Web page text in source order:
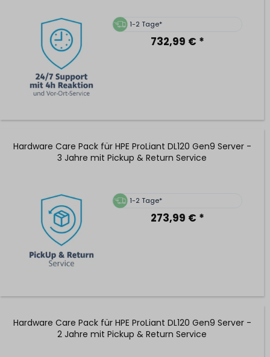
1-2 Tage*
732,99 € *
Hardware Care Pack für HPE ProLiant DL120 Gen9 Server -
3 Jahre mit Pickup & Return Service
1-2 Tage*
273,99 € *
Hardware Care Pack für HPE ProLiant DL120 Gen9 Server -
2 Jahre mit Pickup & Return Service